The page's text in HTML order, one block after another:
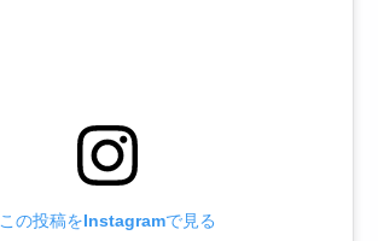
この投稿をInstagramで見る